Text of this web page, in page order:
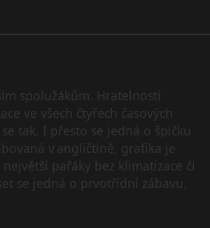
spolužákům. Hratelností
ve všech čtyřech časových
tak. I přesto se jedná o špičku
v angličtině, grafika je
pařáky bez klimatizace či
se jedná o prvotřídní zábavu.